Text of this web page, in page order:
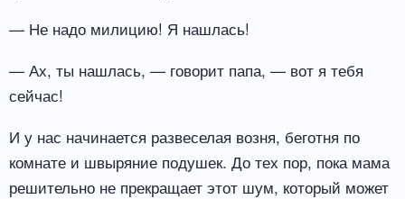
— Не надо милицию! Я нашлась!
— Ах, ты нашлась, — говорит папа, — вот я тебя
сейчас!
И у нас начинается развеселая возня, беготня по
комнате и швыряние подушек. До тех пор, пока мама
решительно не прекращает этот шум, который может